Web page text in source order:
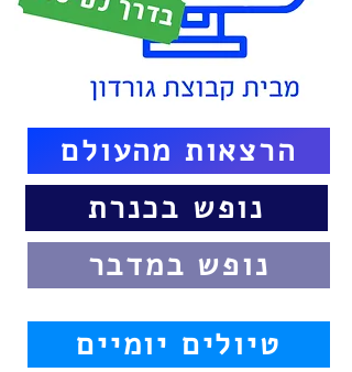
הרצאות מהעולם
נופש בכנרת
נופש במדבר
טיולים יומיים